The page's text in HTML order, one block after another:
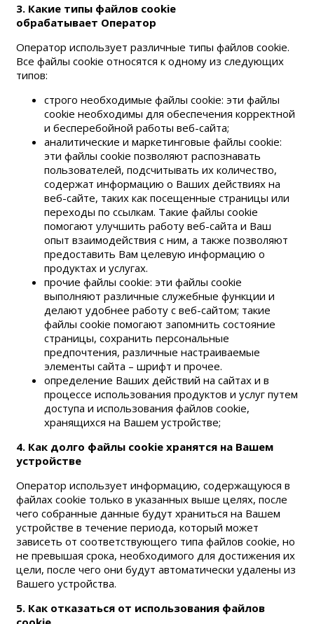
3. Какие типы файлов сookie
обрабатывает Оператор
Оператор использует различные типы файлов cookie.
Все файлы cookie относятся к одному из следующих
типов:
строго необходимые файлы сookie: эти файлы
cookie необходимы для обеспечения корректной
и бесперебойной работы веб-сайта;
аналитические и маркетинговые файлы cookie:
эти файлы cookie позволяют распознавать
пользователей, подсчитывать их количество,
содержат информацию о Ваших действиях на
веб-сайте, таких как посещенные страницы или
переходы по ссылкам. Такие файлы cookie
помогают улучшить работу веб-сайта и Ваш
опыт взаимодействия с ним, а также позволяют
предоставить Вам целевую информацию о
продуктах и услугах.
прочие файлы cookie: эти файлы cookie
выполняют различные служебные функции и
делают удобнее работу с веб-сайтом; такие
файлы cookie помогают запомнить состояние
страницы, сохранить персональные
предпочтения, различные настраиваемые
элементы сайта – шрифт и прочее.
определение Ваших действий на сайтах и в
процессе использования продуктов и услуг путем
доступа и использования файлов cookie,
хранящихся на Вашем устройстве;
4. Как долго файлы cookie хранятся на Вашем
устройстве
Оператор использует информацию, содержащуюся в
файлах cookie только в указанных выше целях, после
чего собранные данные будут храниться на Вашем
устройстве в течение периода, который может
зависеть от соответствующего типа файлов cookie, но
не превышая срока, необходимого для достижения их
цели, после чего они будут автоматически удалены из
Вашего устройства.
5. Как отказаться от использования файлов